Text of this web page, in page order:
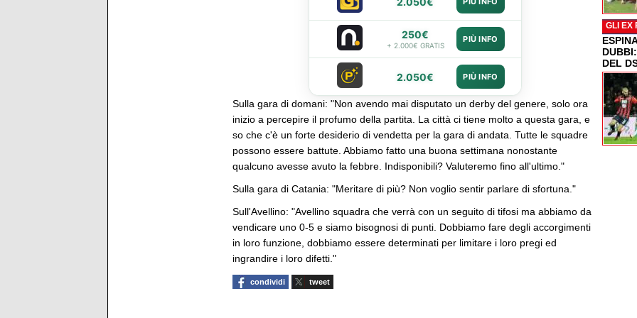
250€
+ 2.000€ GRATIS
PIÙ INFO
2.050€ PIÙ INFO
Sulla gara di domani: "Non avendo mai disputato un derby del genere, solo ora
inizio a percepire il profumo della partita. La città ci tiene molto a questa gara, e
so che c'è un forte desiderio di vendetta per la gara di andata. Tutte le squadre
possono essere battute. Abbiamo fatto una buona settimana nonostante
qualcuno avesse avuto la febbre. Indisponibili? Valuteremo fino all'ultimo."
Sulla gara di Catania: "Meritare di più? Non voglio sentir parlare di sfortuna."
Sull'Avellino: "Avellino squadra che verrà con un seguito di tifosi ma abbiamo da
vendicare uno 0-5 e siamo bisognosi di punti. Dobbiamo fare degli accorgimenti
in loro funzione, dobbiamo essere determinati per limitare i loro pregi ed
ingrandire i loro difetti."
condividi tweet
GLI EX
DEL